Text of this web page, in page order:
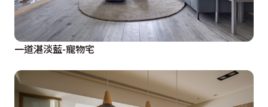
一道湛淡藍-寵物宅